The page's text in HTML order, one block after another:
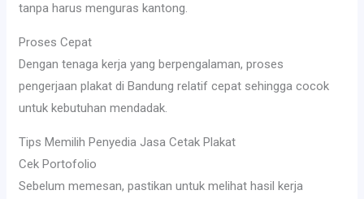
tanpa harus menguras kantong.
Proses Cepat
Dengan tenaga kerja yang berpengalaman, proses
pengerjaan plakat di Bandung relatif cepat sehingga cocok
untuk kebutuhan mendadak.
Tips Memilih Penyedia Jasa Cetak Plakat
Cek Portofolio
Sebelum memesan, pastikan untuk melihat hasil kerja